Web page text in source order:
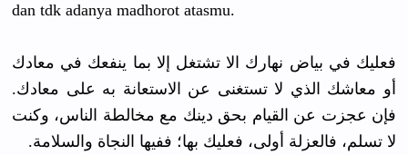
dan tdk adanya madhorot atasmu.
فعليك في بياض نهارك الا تشتغل إلا بما ينفعك في معادك
أو معاشك الذي لا تستغنى عن الاستعانة به على معادك.
فإن عجزت عن القيام بحق دينك مع مخالطة الناس، وكنت
لا تسلم، فالعزلة أولى، فعليك بها؛ ففيها النجاة والسلامة.